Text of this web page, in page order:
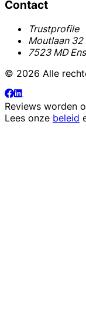
Contact
Trustprofile
Moutlaan 32
7523 MD
© 2026 Alle
Reviews worden
Lees onze beleid